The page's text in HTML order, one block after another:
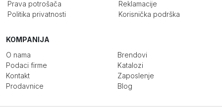
Prava potrošača
Politika privatnosti
Reklamacije
Korisnička podrška
KOMPANIJA
O nama
Podaci firme
Kontakt
Prodavnice
Brendovi
Katalozi
Zaposlenje
Blog